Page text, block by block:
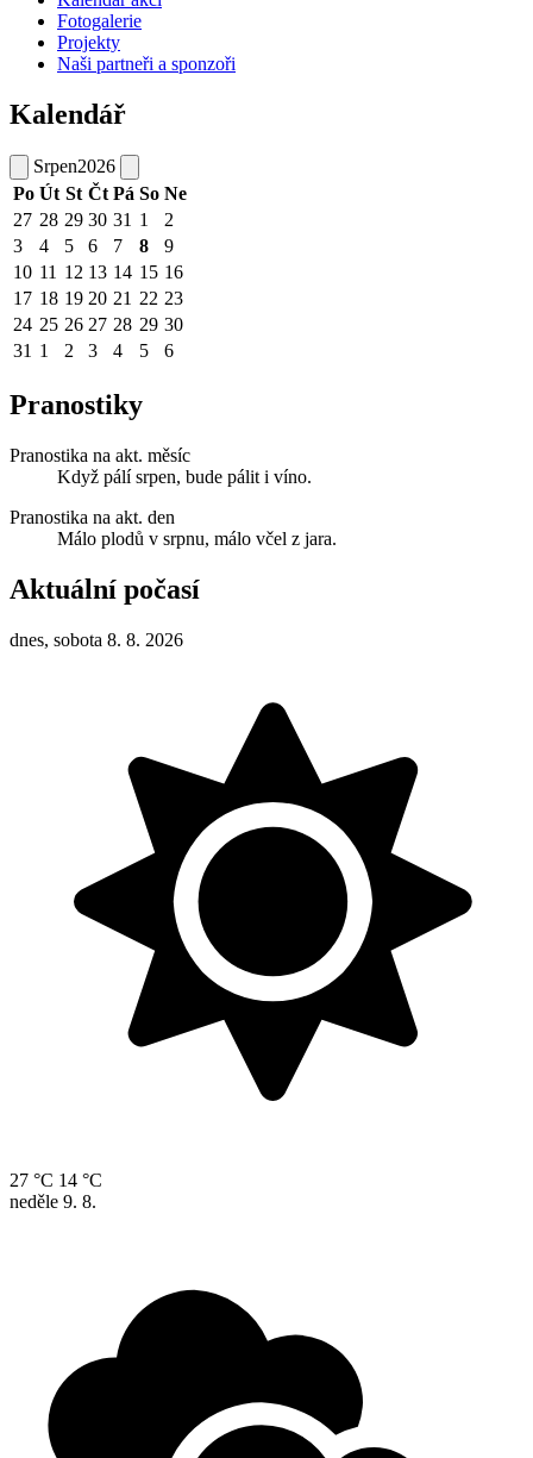
Fotogalerie
Projekty
Naši partneři a sponzoři
Kalendář
Srpen2026
Po Út St Čt Pá So Ne
27 28 29 30 31 1
2
3
4 5 6 7 8
9
10 11 12 13 14 15 16
17 18 19 20 21 22 23
24 25 26 27 28 29 30
31 1 2 3 4 5 6
Pranostiky
Pranostika na akt. měsíc
Když pálí srpen, bude pálit i víno.
Pranostika na akt. den
Málo plodů v srpnu, málo včel z jara.
Aktuální počasí
dnes, sobota 8. 8. 2026
27 °C 14 °C
neděle 9. 8.